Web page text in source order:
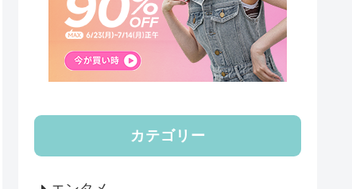
カテゴリー